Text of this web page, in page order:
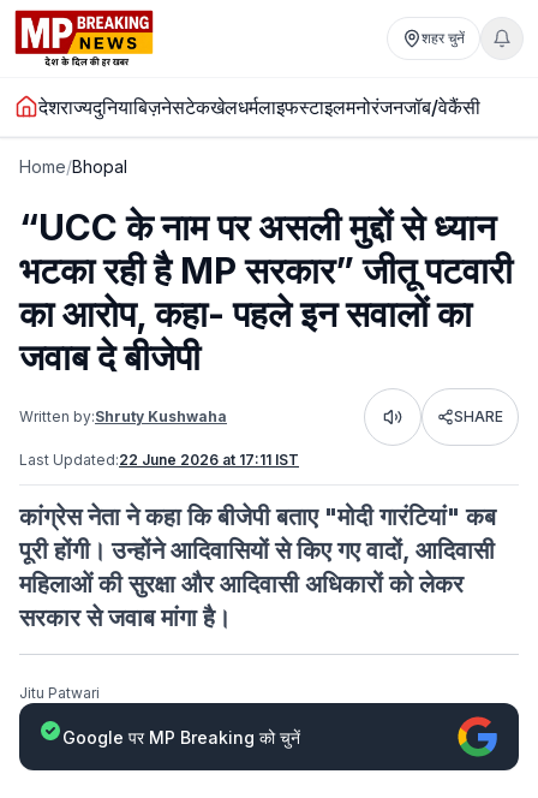
शहर चुनें
देशराज्यदुनियाबिज़नेसटेकखेलधर्मलाइफस्टाइलमनोरंजनजॉब/वेकैंसी
Home/Bhopal
“UCC के नाम पर असली मुद्दों से ध्यान
भटका रही है MP सरकार” जीतू पटवारी
का आरोप, कहा- पहले इन सवालों का
जवाब दे बीजेपी
Written by:Shruty Kushwaha Listen SHARE
Last Updated:22 June 2026 at 17:11 IST
कांग्रेस नेता ने कहा कि बीजेपी बताए "मोदी गारंटियां" कब
पूरी होंगी। उन्होंने आदिवासियों से किए गए वादों, आदिवासी
महिलाओं की सुरक्षा और आदिवासी अधिकारों को लेकर
सरकार से जवाब मांगा है।
Jitu Patwari
Google पर MP Breaking को चुनें